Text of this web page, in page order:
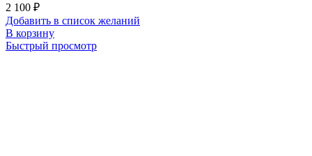
2 100 ₽
Добавить в список желаний
В корзину
Быстрый просмотр